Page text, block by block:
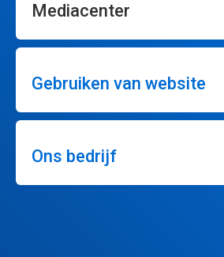
Mediacenter
Gebruiken van website
Ons bedrijf